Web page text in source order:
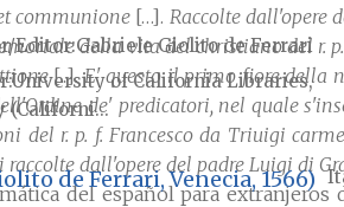
communione […]. Raccolte dall'opere
della vita del christiano del r.
[...].E' questo il primo fiore della
de' predicatori, nel quale
del r. p. f. Francesco da Triuigi
dall'opere del padre Luigi di
del español para extranjeros
Editor Gabriele Giolito de Ferrari
University of California Libraries,
(Californi...
de Ferrari, Venecia, 1566)